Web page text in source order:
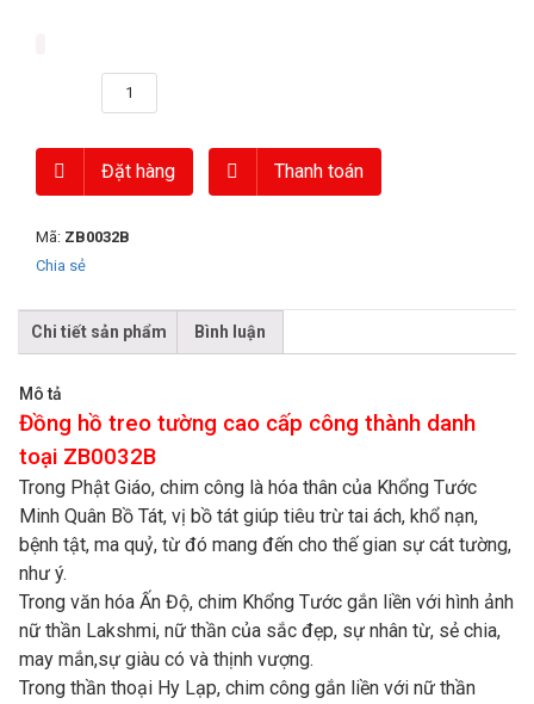
Đặt hàng Thanh toán
Mã: ZB0032B
Chia sẻ
Chi tiết sản phẩm Bình luận
Mô tả
Đồng hồ treo tường cao cấp công thành danh
toại ZB0032B
Trong Phật Giáo, chim công là hóa thân của Khổng Tước
Minh Quân Bồ Tát, vị bồ tát giúp tiêu trừ tai ách, khổ nạn,
bệnh tật, ma quỷ, từ đó mang đến cho thế gian sự cát tường,
như ý.
Trong văn hóa Ấn Độ, chim Khổng Tước gắn liền với hình ảnh
nữ thần Lakshmi, nữ thần của sắc đẹp, sự nhân từ, sẻ chia,
may mắn,sự giàu có và thịnh vượng.
Trong thần thoại Hy Lạp, chim công gắn liền với nữ thần